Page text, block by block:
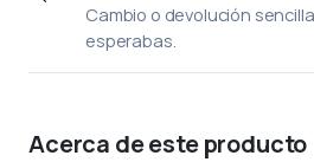
Cambio o devolución
esperabas.
Acerca de este producto